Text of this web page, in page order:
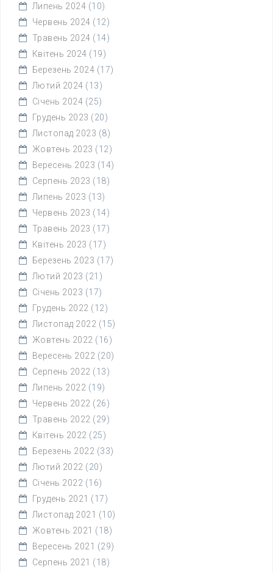
Липень 2024 (10)
Червень 2024 (12)
Травень 2024 (14)
Квітень 2024 (19)
Березень 2024 (17)
Лютий 2024 (13)
Січень 2024 (25)
Грудень 2023 (20)
Листопад 2023 (8)
Жовтень 2023 (12)
Вересень 2023 (14)
Серпень 2023 (18)
Липень 2023 (13)
Червень 2023 (14)
Травень 2023 (17)
Квітень 2023 (17)
Березень 2023 (17)
Лютий 2023 (21)
Січень 2023 (17)
Грудень 2022 (12)
Листопад 2022 (15)
Жовтень 2022 (16)
Вересень 2022 (20)
Серпень 2022 (13)
Липень 2022 (19)
Червень 2022 (26)
Травень 2022 (29)
Квітень 2022 (25)
Березень 2022 (33)
Лютий 2022 (20)
Січень 2022 (16)
Грудень 2021 (17)
Листопад 2021 (10)
Жовтень 2021 (18)
Вересень 2021 (29)
Серпень 2021 (18)